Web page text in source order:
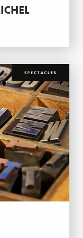
SPECTACLES